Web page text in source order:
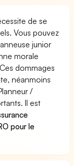
de se
Vous pouvez
junior
morale
dommages
néanmoins
/
Il est
pour le